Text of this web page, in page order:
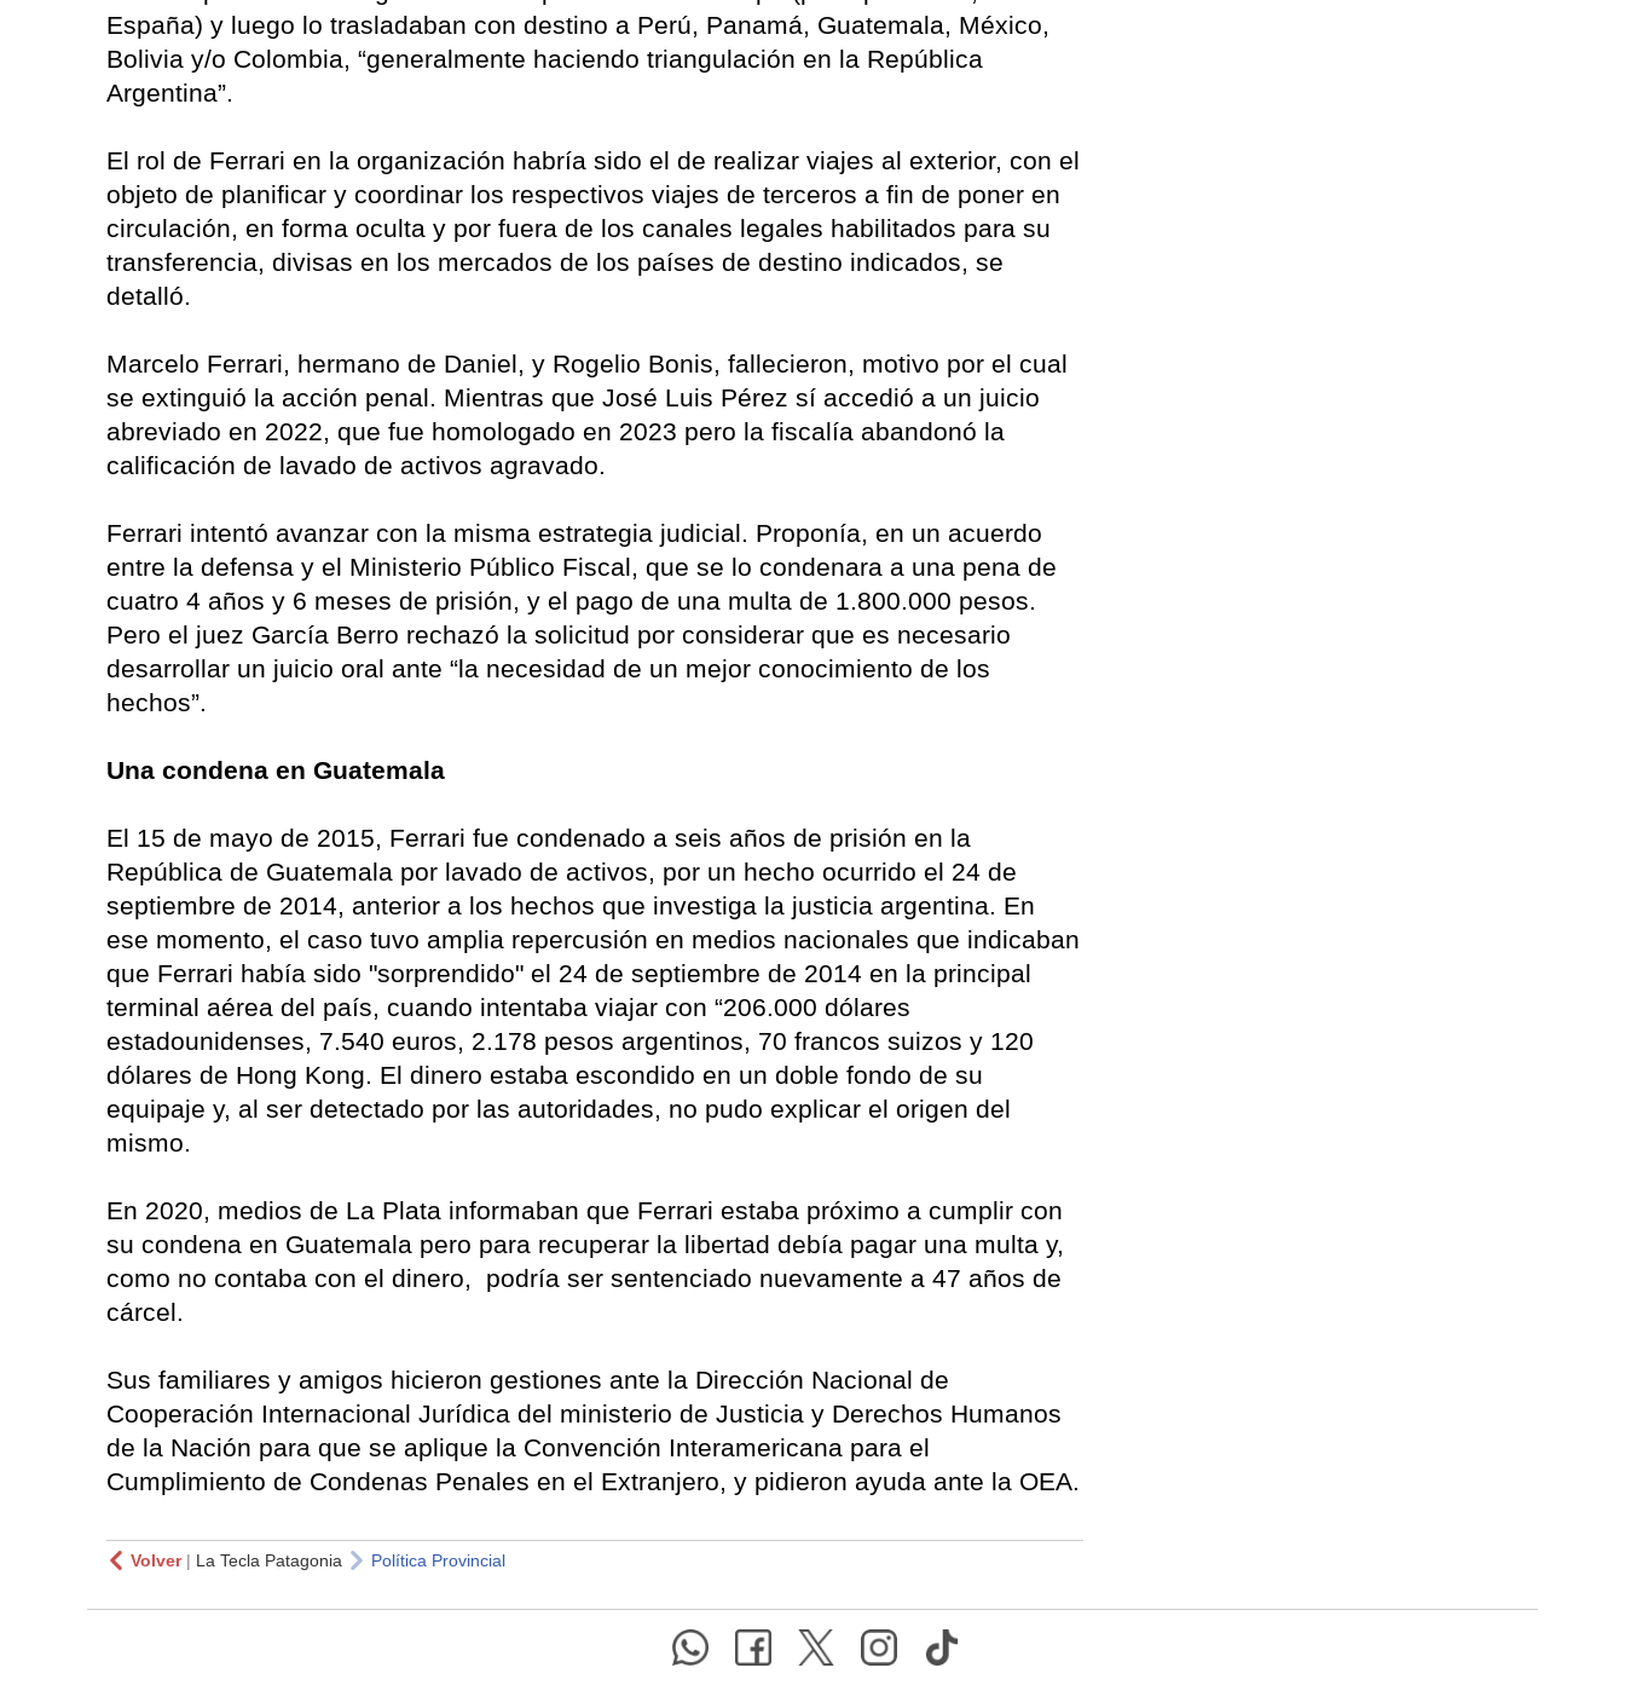
España) y luego lo trasladaban con destino a Perú, Panamá, Guatemala, México,
Bolivia y/o Colombia, “generalmente haciendo triangulación en la República
Argentina”.
El rol de Ferrari en la organización habría sido el de realizar viajes al exterior, con el
objeto de planificar y coordinar los respectivos viajes de terceros a fin de poner en
circulación, en forma oculta y por fuera de los canales legales habilitados para su
transferencia, divisas en los mercados de los países de destino indicados, se
detalló.
Marcelo Ferrari, hermano de Daniel, y Rogelio Bonis, fallecieron, motivo por el cual
se extinguió la acción penal. Mientras que José Luis Pérez sí accedió a un juicio
abreviado en 2022, que fue homologado en 2023 pero la fiscalía abandonó la
calificación de lavado de activos agravado.
Ferrari intentó avanzar con la misma estrategia judicial. Proponía, en un acuerdo
entre la defensa y el Ministerio Público Fiscal, que se lo condenara a una pena de
cuatro 4 años y 6 meses de prisión, y el pago de una multa de 1.800.000 pesos.
Pero el juez García Berro rechazó la solicitud por considerar que es necesario
desarrollar un juicio oral ante “la necesidad de un mejor conocimiento de los
hechos”.
Una condena en Guatemala
El 15 de mayo de 2015, Ferrari fue condenado a seis años de prisión en la
República de Guatemala por lavado de activos, por un hecho ocurrido el 24 de
septiembre de 2014, anterior a los hechos que investiga la justicia argentina. En
ese momento, el caso tuvo amplia repercusión en medios nacionales que indicaban
que Ferrari había sido "sorprendido" el 24 de septiembre de 2014 en la principal
terminal aérea del país, cuando intentaba viajar con “206.000 dólares
estadounidenses, 7.540 euros, 2.178 pesos argentinos, 70 francos suizos y 120
dólares de Hong Kong. El dinero estaba escondido en un doble fondo de su
equipaje y, al ser detectado por las autoridades, no pudo explicar el origen del
mismo.
En 2020, medios de La Plata informaban que Ferrari estaba próximo a cumplir con
su condena en Guatemala pero para recuperar la libertad debía pagar una multa y,
como no contaba con el dinero, podría ser sentenciado nuevamente a 47 años de
cárcel.
Sus familiares y amigos hicieron gestiones ante la Dirección Nacional de
Cooperación Internacional Jurídica del ministerio de Justicia y Derechos Humanos
de la Nación para que se aplique la Convención Interamericana para el
Cumplimiento de Condenas Penales en el Extranjero, y pidieron ayuda ante la OEA.
Volver| La Tecla Patagonia Política Provincial